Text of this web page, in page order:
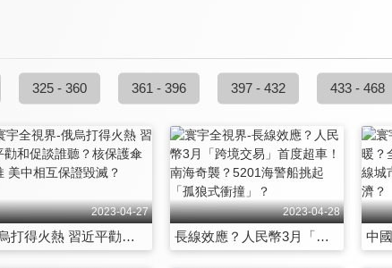
325 - 360 361 - 396 397 - 432 433 - 468
2023-04-27
俄烏打得火熱 習近平勸和促談誰聽？核保護傘前推 美中相互保證毀滅？
2023-04-28
長線效應？人民幣3月「跨境交易」首度超車！南海奇襲？5201海警船挑起「孤狼式衝撞」？